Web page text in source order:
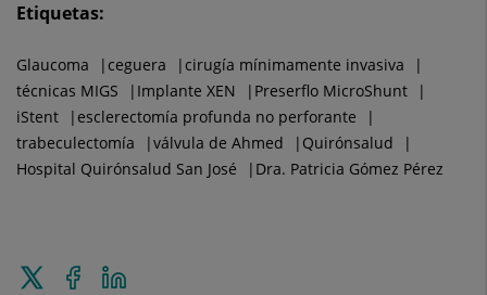
Etiquetas:
Glaucoma ceguera
cirugía mínimamente invasiva
técnicas MIGS
Implante XEN
Preserflo MicroShunt
iStent
esclerectomía profunda no perforante
trabeculectomía
válvula de Ahmed
Quirónsalud
Hospital Quirónsalud San José
Dra. Patricia Gómez Pérez
Enviar
Compartir